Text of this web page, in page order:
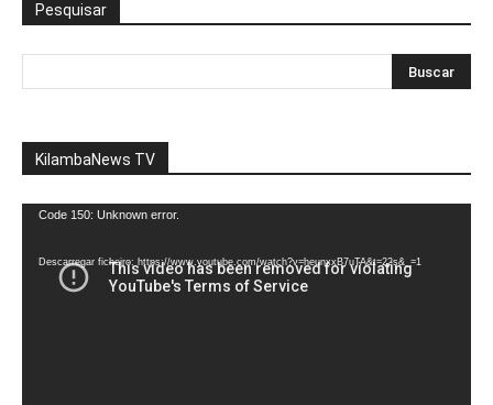
Pesquisar
KilambaNews TV
Reprodutor
vídeo
Code 150: Unknown error.
Descarregar ficheiro: https://www.youtube.com/watch?v=heunxxB7uTA&t=22s&_=1